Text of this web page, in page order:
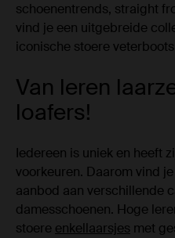
schoenentrends, straight
vind je een uitgebreide
iconische stoere
Van leren
loafers!
Iedereen is uniek en heeft
voorkeuren. Daarom vind
aanbod aan verschillende
damesschoenen. Hoge
stoere enkellaarsjes met